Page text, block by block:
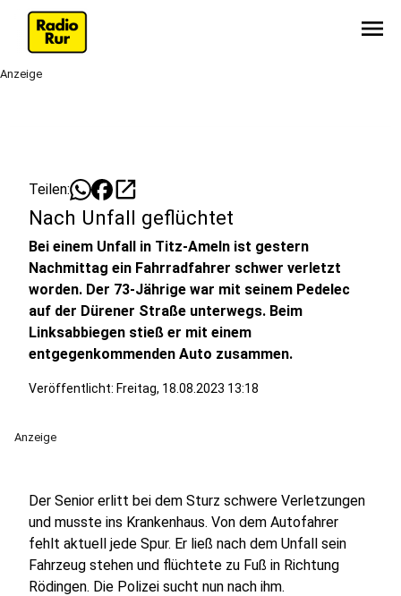
menu
Anzeige
Teilen: open_in_new
Nach Unfall geflüchtet
Bei einem Unfall in Titz-Ameln ist gestern
Nachmittag ein Fahrradfahrer schwer verletzt
worden. Der 73-Jährige war mit seinem Pedelec
auf der Dürener Straße unterwegs. Beim
Linksabbiegen stieß er mit einem
entgegenkommenden Auto zusammen.
Veröffentlicht: Freitag, 18.08.2023 13:18
Anzeige
Der Senior erlitt bei dem Sturz schwere Verletzungen
und musste ins Krankenhaus. Von dem Autofahrer
fehlt aktuell jede Spur. Er ließ nach dem Unfall sein
Fahrzeug stehen und flüchtete zu Fuß in Richtung
Rödingen. Die Polizei sucht nun nach ihm.